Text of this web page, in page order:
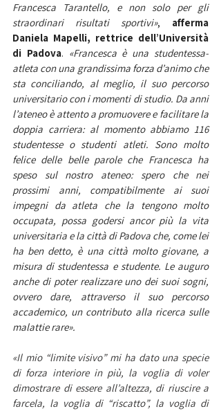
Francesca Tarantello, e non solo per gli
straordinari risultati sportivi», afferma
Daniela Mapelli, rettrice dell’Università
di Padova. «Francesca è una studentessa-
atleta con una grandissima forza d’animo che
sta conciliando, al meglio, il suo percorso
universitario con i momenti di studio. Da anni
l’ateneo è attento a promuovere e facilitare la
doppia carriera: al momento abbiamo 116
studentesse o studenti atleti. Sono molto
felice delle belle parole che Francesca ha
speso sul nostro ateneo: spero che nei
prossimi anni, compatibilmente ai suoi
impegni da atleta che la tengono molto
occupata, possa godersi ancor più la vita
universitaria e la città di Padova che, come lei
ha ben detto, è una città molto giovane, a
misura di studentessa e studente. Le auguro
anche di poter realizzare uno dei suoi sogni,
ovvero dare, attraverso il suo percorso
accademico, un contributo alla ricerca sulle
malattie rare».
«Il mio “limite visivo” mi ha dato una specie
di forza interiore in più, la voglia di voler
dimostrare di essere all’altezza, di riuscire a
farcela, la voglia di “riscatto”, la voglia di